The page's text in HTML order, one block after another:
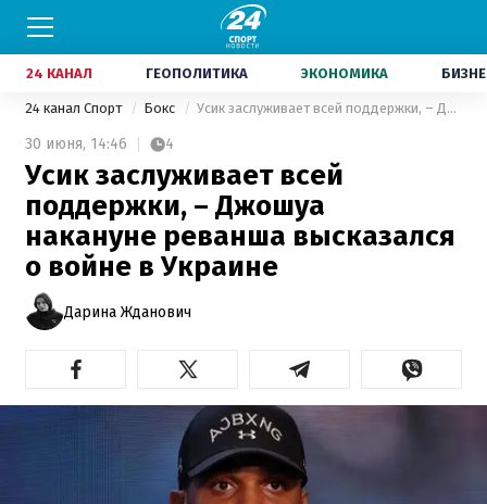
24 КАНАЛ ГЕОПОЛИТИКА ЭКОНОМИКА
24 канал Спорт Бокс Усик заслуживает всей поддержки, – Джошуа накануне реванша высказался о войне в Украине
30 июня, 14:46 4
Усик заслуживает всей
поддержки, – Джошуа
накануне реванша высказался
о войне в Украине
Дарина Жданович